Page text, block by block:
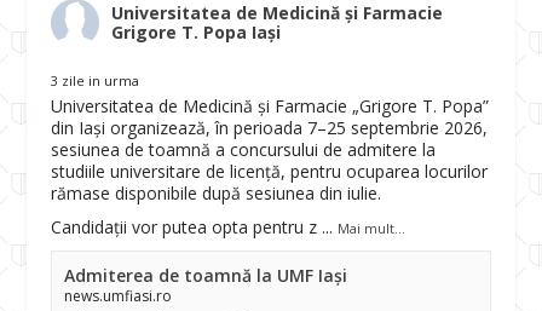
Universitatea de Medicină și Farmacie
Grigore T. Popa Iași
3 zile in urma
Universitatea de Medicină și Farmacie „Grigore T. Popa”
din Iași organizează, în perioada 7–25 septembrie 2026,
sesiunea de toamnă a concursului de admitere la
studiile universitare de licență, pentru ocuparea locurilor
rămase disponibile după sesiunea din iulie.
Candidații vor putea opta pentru z ... Mai mult...
Admiterea de toamnă la UMF Iași
news.umfiasi.ro